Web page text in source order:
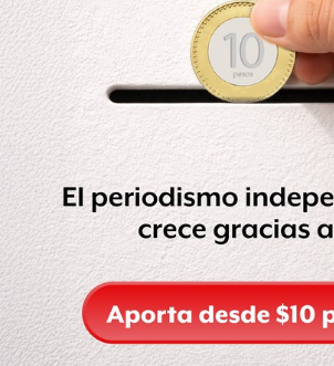
2.11 Telecomunicaciones y
2.12 Energía: hidrocarburos y
2.13 Sector hidráulico
2.14 Construcción y vivienda
Eje 3. Igualdad de Oportunidades
Población – Pobreza
3.1 Superación de la pobreza
Desarrollo integral
3.2 Salud
3.3 Transformación educativa
Grupos prioritarios
3.4 Pueblos y comunidades
3.5 Igualdad entre mujeres y